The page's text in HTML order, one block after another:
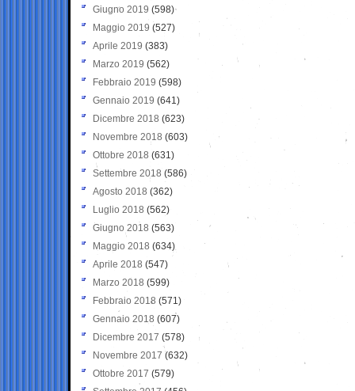
Giugno 2019 (598)
Maggio 2019 (527)
Aprile 2019 (383)
Marzo 2019 (562)
Febbraio 2019 (598)
Gennaio 2019 (641)
Dicembre 2018 (623)
Novembre 2018 (603)
Ottobre 2018 (631)
Settembre 2018 (586)
Agosto 2018 (362)
Luglio 2018 (562)
Giugno 2018 (563)
Maggio 2018 (634)
Aprile 2018 (547)
Marzo 2018 (599)
Febbraio 2018 (571)
Gennaio 2018 (607)
Dicembre 2017 (578)
Novembre 2017 (632)
Ottobre 2017 (579)